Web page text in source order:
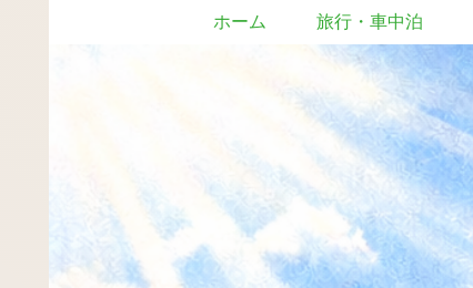
ホーム 旅行・車中泊